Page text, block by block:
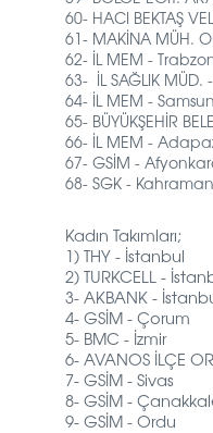
60- HACI BEKTAŞ
61- MAKİNA MÜH.
62- İL MEM -
63- İL SAĞLIK MÜD.
64- İL MEM - Samsun
65- BÜYÜKŞEHİR
66- İL MEM -
67- GSİM -
68- SGK -
Kadın Takımları;
1) THY - İstanbul
2) TURKCELL -
3- AKBANK -
4- GSİM - Çorum
5- BMC - İzmir
6- AVANOS İLÇE
7- GSİM - Sivas
8- GSİM -
9- GSİM - Ordu